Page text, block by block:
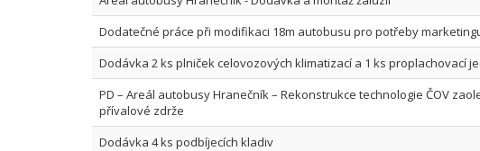
Dodatečné práce při modifikaci 18m autobusu pro potřeby
Dodávka 2 ks plniček celovozových klimatizací a 1 ks proplachovací
PD – Areál autobusy Hranečník – Rekonstrukce technologie ČOV
přívalové zdrže
Dodávka 4 ks podbíjecích kladiv